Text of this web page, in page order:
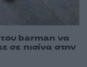
barman να
σε πισίνα στην